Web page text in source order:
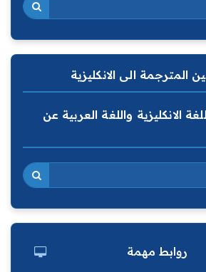
المترجمة الى الانكليزية
الانكليزية واللغة العربية عن
روابط مهمة